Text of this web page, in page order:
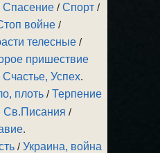
Спасение /Спорт /
войне /
телесные /
пришествие
Счастье, Успех.
плоть /Терпение
Св.Писания /
.
/Украина, война